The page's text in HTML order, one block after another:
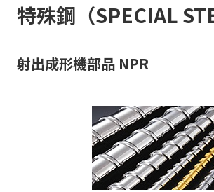
特殊鋼（SPECIAL
射出成形機部品 NPR